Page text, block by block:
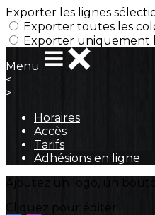
Exporter les lignes
Exporter toutes les
Exporter uniquement
Menu
<
>
Horaires
Accès
Tarifs
Adhésions en ligne
Ajoutez un logo, un
Cliquez pour éditer